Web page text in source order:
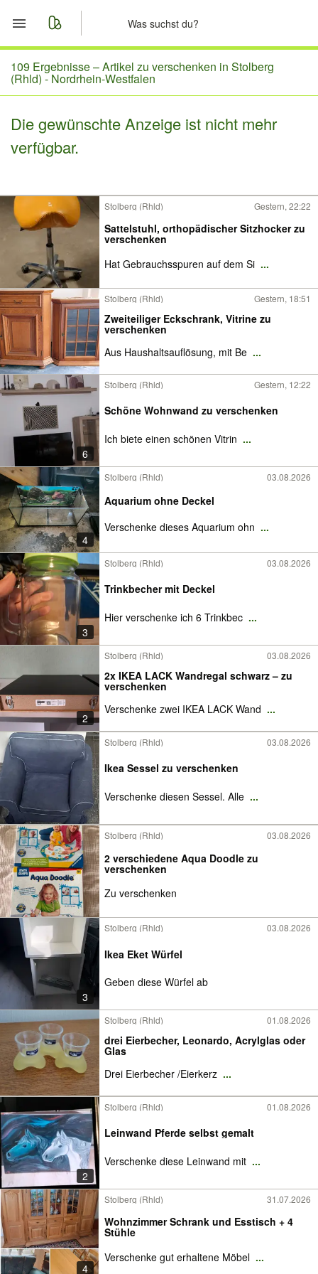
Start
Merkliste
Nachrichten
109 Ergebnisse –Artikel zu verschenken in Stolberg
(Rhld) - Nordrhein-Westfalen
Die gewünschte Anzeige ist nicht mehr
verfügbar.
Stolberg (Rhld) Gestern, 22:22
Sattelstuhl, orthopädischer Sitzhocker zu
verschenken
Hat Gebrauchsspuren auf dem Si ...
Stolberg (Rhld) Gestern, 18:51
Zweiteiliger Eckschrank, Vitrine zu
verschenken
Aus Haushaltsauflösung, mit Be ...
6
Stolberg (Rhld) Gestern, 12:22
Schöne Wohnwand zu verschenken
Ich biete einen schönen Vitrin ...
4
Stolberg (Rhld) 03.08.2026
Aquarium ohne Deckel
Verschenke dieses Aquarium ohn ...
3
Stolberg (Rhld) 03.08.2026
Trinkbecher mit Deckel
Hier verschenke ich 6 Trinkbec ...
2
Stolberg (Rhld) 03.08.2026
2x IKEA LACK Wandregal schwarz – zu
verschenken
Verschenke zwei IKEA LACK Wand ...
Stolberg (Rhld) 03.08.2026
Ikea Sessel zu verschenken
Verschenke diesen Sessel. Alle ...
Stolberg (Rhld) 03.08.2026
2 verschiedene Aqua Doodle zu
verschenken
Zu verschenken
3
Stolberg (Rhld) 03.08.2026
Ikea Eket Würfel
Geben diese Würfel ab
Stolberg (Rhld) 01.08.2026
drei Eierbecher, Leonardo, Acrylglas oder
Glas
Drei Eierbecher /Eierkerz ...
2
Stolberg (Rhld) 01.08.2026
Leinwand Pferde selbst gemalt
Verschenke diese Leinwand mit ...
4
Stolberg (Rhld) 31.07.2026
Wohnzimmer Schrank und Esstisch + 4
Stühle
Verschenke gut erhaltene Möbel ...